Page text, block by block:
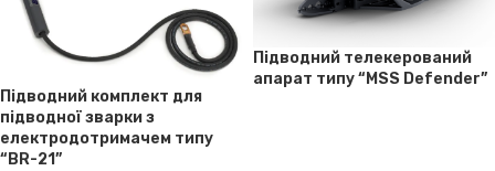
Підводний комплект для
підводної зварки з
електродотримачем типу
“BR-21”
Підводний телекерований
апарат типу “MSS Defender”